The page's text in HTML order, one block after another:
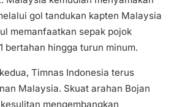
gol tandukan kapten Malaysia
memanfaatkan sepak pojok
bertahan hingga turun minum.
Timnas Indonesia terus
Malaysia. Skuat arahan Bojan
mengembangkan